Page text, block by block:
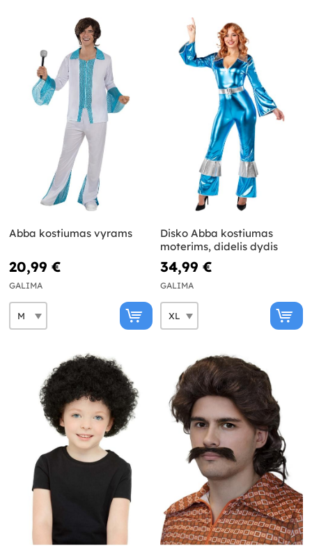
Abba kostiumas vyrams
20,99 €
GALIMA
Disko Abba kostiumas
moterims, didelis dydis
34,99 €
GALIMA